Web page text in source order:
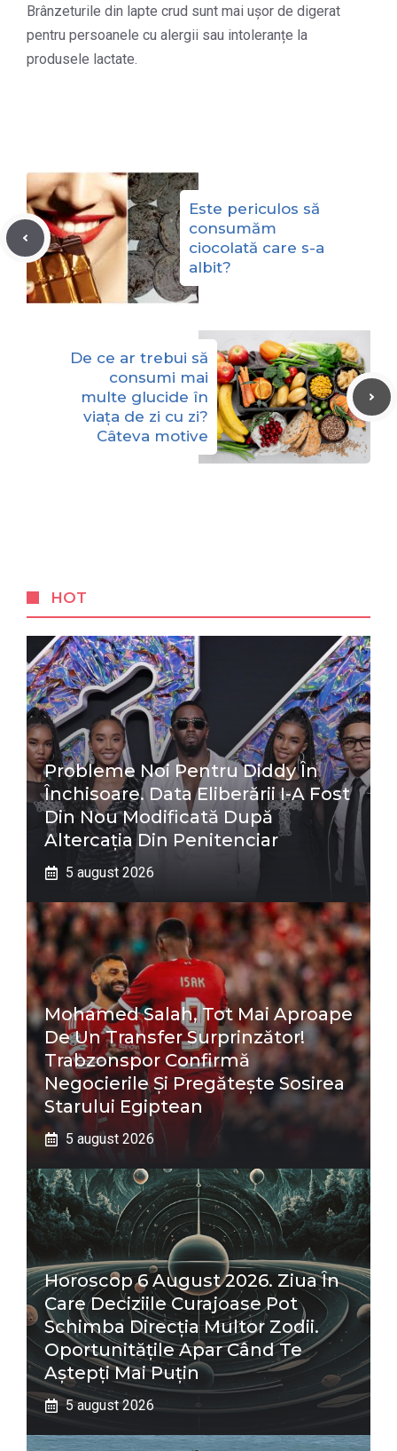
Brânzeturile din lapte crud sunt mai ușor de digerat
pentru persoanele cu alergii sau intoleranțe la
produsele lactate.
Este periculos să
consumăm
ciocolată care s-a
albit?
De ce ar trebui să
consumi mai
multe glucide în
viața de zi cu zi?
Câteva motive
HOT
Probleme Noi Pentru Diddy În
Închisoare. Data Eliberării I-A Fost
Din Nou Modificată După
Altercația Din Penitenciar
5 august 2026
Mohamed Salah, Tot Mai Aproape
De Un Transfer Surprinzător!
Trabzonspor Confirmă
Negocierile Și Pregătește Sosirea
Starului Egiptean
5 august 2026
Horoscop 6 August 2026. Ziua În
Care Deciziile Curajoase Pot
Schimba Direcția Multor Zodii.
Oportunitățile Apar Când Te
Aștepți Mai Puțin
5 august 2026